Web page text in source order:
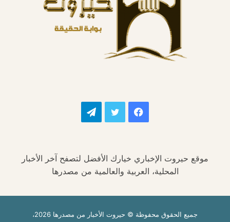
فيسبوك تويتر تيلقرام
موقع حيروت الإخباري خيارك الأفضل لتصفح آخر الأخبار
المحلية، العربية والعالمية من مصدرها
جميع الحقوق محفوظة © حيروت الأخبار من مصدرها 2026،